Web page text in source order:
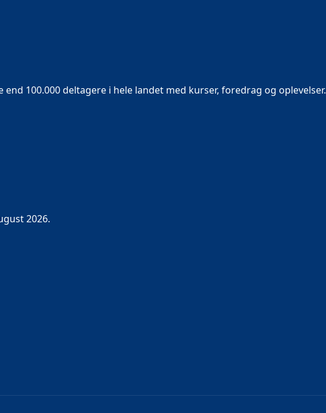
100.000 deltagere i hele landet med kurser, foredrag og oplevelser.
2026.